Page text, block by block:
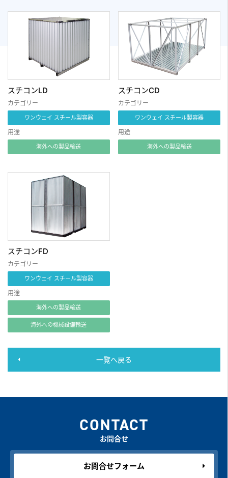
スチコンLD
カテゴリー
ワンウェイ スチール製容器
用途
海外への製品輸送
スチコンCD
カテゴリー
ワンウェイ スチール製容器
用途
海外への製品輸送
スチコンFD
カテゴリー
ワンウェイ スチール製容器
用途
海外への製品輸送
海外への機械設備輸送
一覧へ戻る
CONTACT
お問合せ
お問合せフォーム